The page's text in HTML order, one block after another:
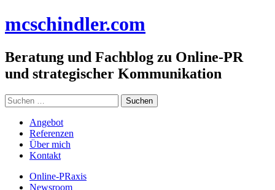
Inhalt
mcschindler.com
Beratung und Fachblog zu Online-PR
und strategischer Kommunikation
Suchen
nach:
Angebot
Referenzen
Über mich
Kontakt
Online-PRaxis
Newsroom